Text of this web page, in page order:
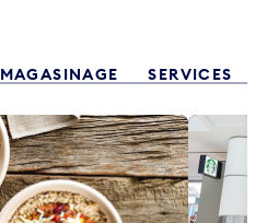
MAGASINAGE SERVICES